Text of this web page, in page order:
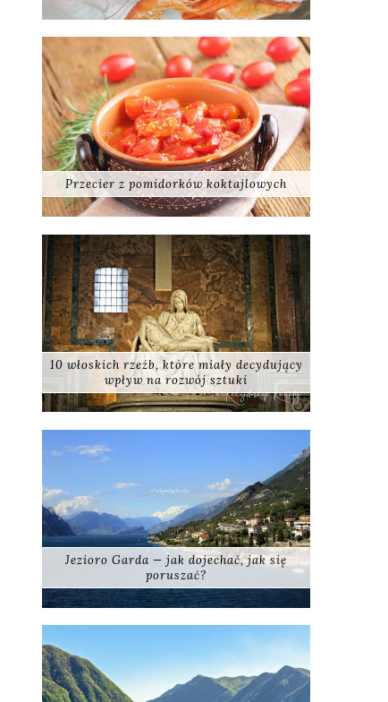
Przecier z pomidorków koktajlowych
10 włoskich rzeźb, które miały decydujący
wpływ na rozwój sztuki
Jezioro Garda — jak dojechać, jak się
poruszać?